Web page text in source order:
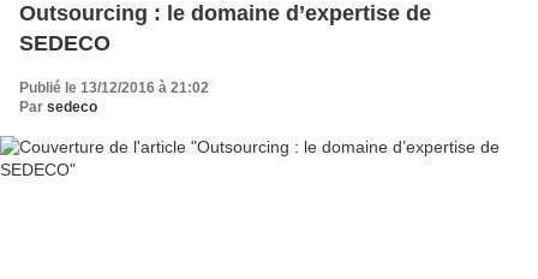
Outsourcing : le domaine d’expertise de
SEDECO
Publié le 13/12/2016 à 21:02
Par sedeco